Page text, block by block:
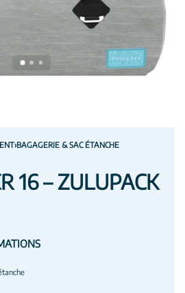
›BAGAGERIE & SAC ÉTANCHE
16 – ZULUPACK